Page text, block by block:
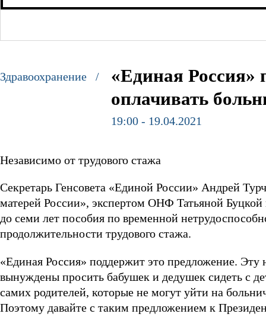
Здравоохранение /
«Единая Россия»
оплачивать
19:00 - 19.04.2021
Независимо от трудового стажа
Секретарь Генсовета «Единой России» Андрей
матерей России», экспертом ОНФ Татьяной
до семи лет пособия по временной
продолжительности трудового стажа.
«Единая Россия» поддержит это предложение.
вынуждены просить бабушек и дедушек сидеть с
самих родителей, которые не могут уйти на
Поэтому давайте с таким предложением к